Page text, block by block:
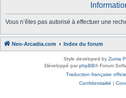
Vous n’êtes pas autorisé à effectuer une
Neo-Arcadia.com Index du forum
Style developed by Zuma
Développé parphpBB® Forum
Traduction française
Confidentialité |